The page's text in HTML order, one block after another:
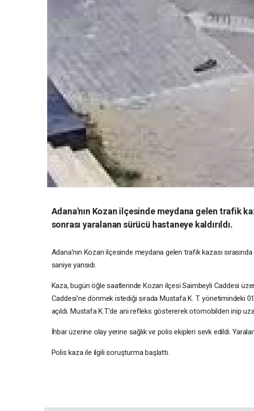
Adana'nın Kozan ilçesinde meydana gelen trafik
sonrası yaralanan sürücü hastaneye kaldırıldı.
Adana'nın Kozan ilçesinde meydana gelen trafik kazası
saniye yansıdı.
Kaza, bugün öğle saatlerinde Kozan ilçesi Saimbeyli Caddesi
Caddesi'ne dönmek istediği sırada Mustafa K. T. yönetimindeki 01
açıldı. Mustafa K.T.'de ani refleks göstererek otomobilden inip
İhbar üzerine olay yerine sağlık ve polis ekipleri sevk edildi.
Polis kaza ile ilgili soruşturma başlattı.